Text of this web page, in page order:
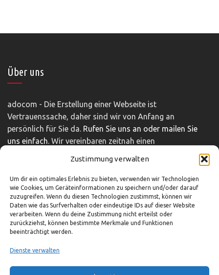
Zustimmung verwalten
Um dir ein optimales Erlebnis zu bieten, verwenden wir Technologien
wie Cookies, um Geräteinformationen zu speichern und/oder darauf
zuzugreifen. Wenn du diesen Technologien zustimmst, können wir
Daten wie das Surfverhalten oder eindeutige IDs auf dieser Website
verarbeiten. Wenn du deine Zustimmung nicht erteilst oder
zurückziehst, können bestimmte Merkmale und Funktionen
beeinträchtigt werden.
Dienste verwalten
Über uns
adocom - Die Erstellung einer Webseite ist
Vertrauenssache, daher sind wir von Anfang an
persönlich für Sie da. Rufen Sie uns an oder mailen Sie
uns einfach. Wir vereinbaren zeitnah einen
Impressum|Disclaimer |Datenschutz
So können Sie uns erreichen